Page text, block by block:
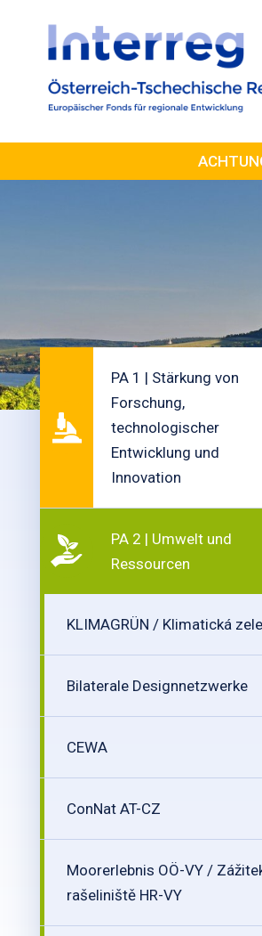
PA 1 | Stärkung von
Forschung,
technologischer
Entwicklung und
Innovation
PA 2 | Umwelt und
Ressourcen
KLIMAGRÜN / Klimatická
Bilaterale Designnetzwerke
CEWA
ConNat AT-CZ
Moorerlebnis OÖ-VY /
rašeliniště HR-VY